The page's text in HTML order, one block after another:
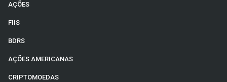
AÇÕES
FIIS
BDRS
AÇÕES AMERICANAS
CRIPTOMOEDAS